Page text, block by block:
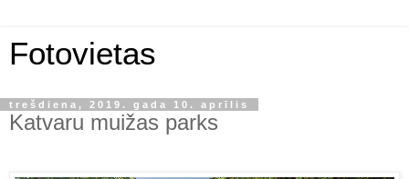
Fotovietas
trešdiena, 2019. gada 10. aprīlis
Katvaru muižas parks